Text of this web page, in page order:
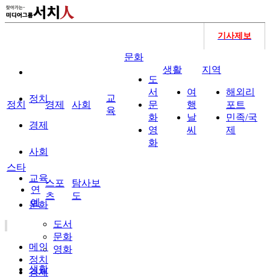
기사제보
정치
경제
사회
교육
문화
도서
문화
영화
생활
정치 경제 사회
교
육
문화
도
서
문
화
영
화
생활
여
행
날
씨
지역
해외리
포트
민족/국
제
스타
연
예
스포
츠
탐사보
도
메인
정치
경제